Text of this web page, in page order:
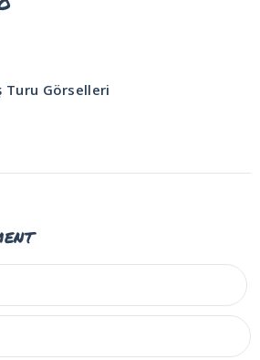
Turu Görselleri